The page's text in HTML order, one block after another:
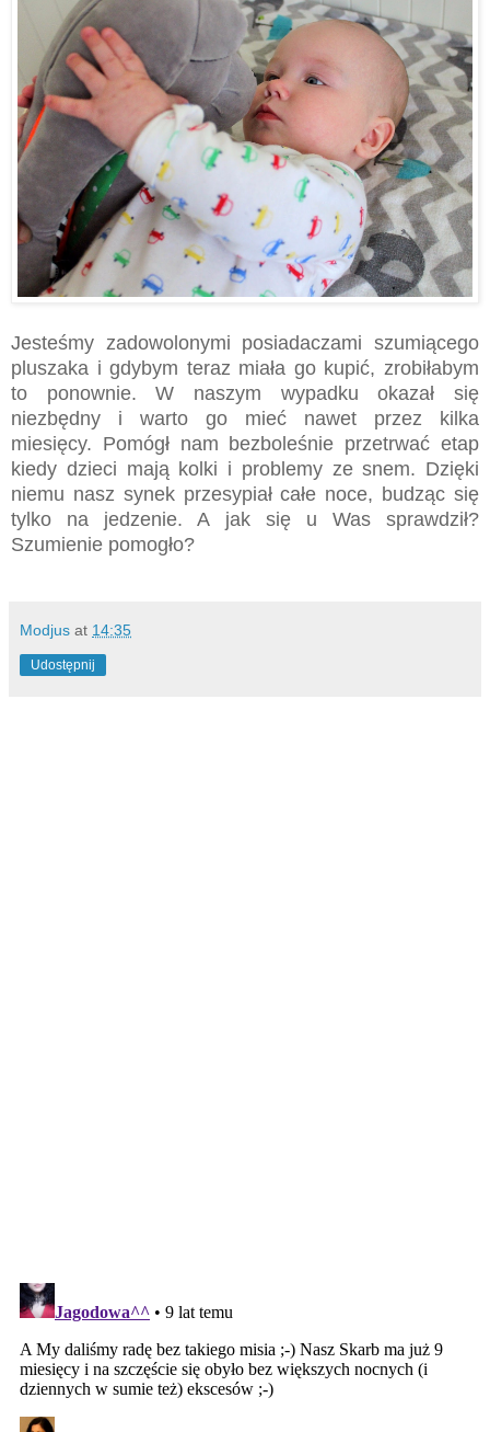
Jesteśmy zadowolonymi posiadaczami szumiącego
pluszaka i gdybym teraz miała go kupić, zrobiłabym
to ponownie. W naszym wypadku okazał się
niezbędny i warto go mieć nawet przez kilka
miesięcy. Pomógł nam bezboleśnie przetrwać etap
kiedy dzieci mają kolki i problemy ze snem. Dzięki
niemu nasz synek przesypiał całe noce, budząc się
tylko na jedzenie. A jak się u Was sprawdził?
Szumienie pomogło?
Modjus at 14:35
Udostępnij